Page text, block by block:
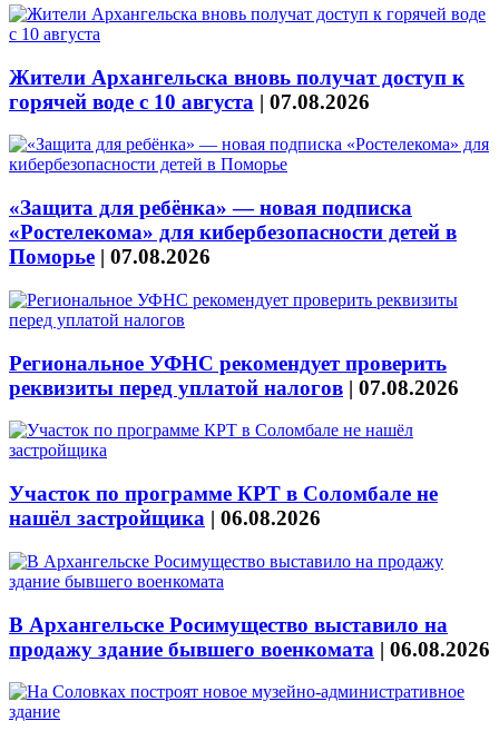
Жители Архангельска вновь получат доступ к
горячей воде с 10 августа | 07.08.2026
«Защита для ребёнка» — новая подписка
«Ростелекома» для кибербезопасности детей в
Поморье | 07.08.2026
Региональное УФНС рекомендует проверить
реквизиты перед уплатой налогов | 07.08.2026
Участок по программе КРТ в Соломбале не
нашёл застройщика | 06.08.2026
В Архангельске Росимущество выставило на
продажу здание бывшего военкомата | 06.08.2026